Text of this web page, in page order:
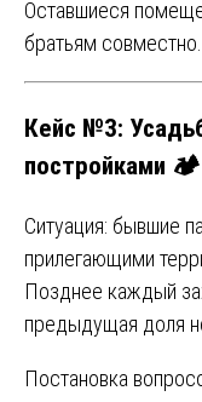
Оставшиеся
братьям совместно.
Кейс №3:
постройками 🏕️
Ситуация: бывшие
прилегающими
Позднее каждый
предыдущая доля
Постановка